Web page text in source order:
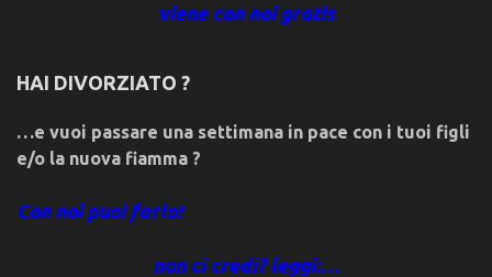
viene con noi gratis
HAI DIVORZIATO ?
…e vuoi passare una settimana in pace con i tuoi figli
e/o la nuova fiamma ?
Con noi puoi farlo!
non ci credi? leggi:…